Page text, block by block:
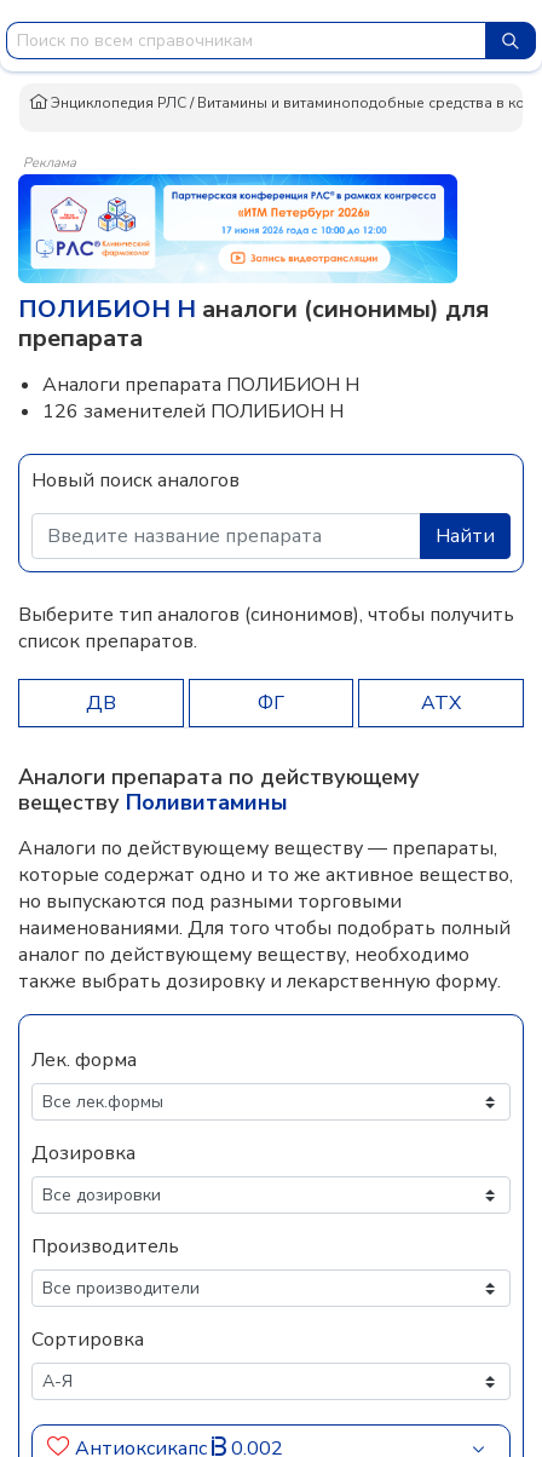
Энциклопедия РЛС/Витамины и витаминоподобные средства в
Реклама
ПОЛИБИОН Н аналоги (синонимы) для
препарата
Аналоги препарата ПОЛИБИОН Н
126 заменителей ПОЛИБИОН Н
Новый поиск аналогов
Найти
Выберите тип аналогов (синонимов), чтобы получить
список препаратов.
ДВ ФГ АТХ
Аналоги препарата по действующему
веществу Поливитамины
Аналоги по действующему веществу — препараты,
которые содержат одно и то же активное вещество,
но выпускаются под разными торговыми
наименованиями. Для того чтобы подобрать полный
аналог по действующему веществу, необходимо
также выбрать дозировку и лекарственную форму.
Лек. форма
Дозировка
Производитель
Сортировка
Антиоксикапс 0.002